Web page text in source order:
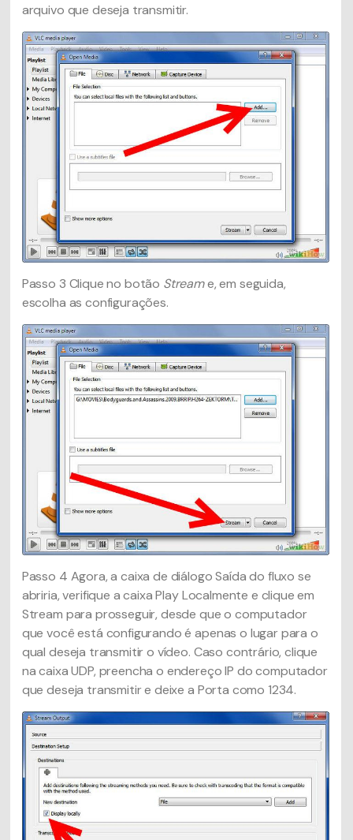
arquivo que deseja transmitir.
Passo 3 Clique no botão Streame, em seguida,
escolha as configurações.
Passo 4 Agora, a caixa de diálogo Saída do fluxo se
abriria, verifique a caixa Play Localmente e clique em
Stream para prosseguir, desde que o computador
que você está configurando é apenas o lugar para o
qual deseja transmitir o vídeo. Caso contrário, clique
na caixa UDP, preencha o endereço IP do computador
que deseja transmitir e deixe a Porta como 1234.